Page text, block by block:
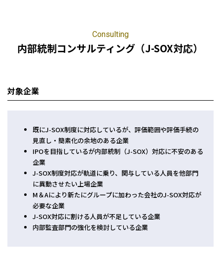
会計・税務（介護・障がい福祉）
会計・税務（社会福祉法人）
医療法人設立・MS法人設立サポート
人事労務サポート（給与計算・手続・就業規則）
企業情報
グループ概要
グループの強み
拠点一覧
東京本社
東京中野本部
埼玉川口本部
千葉本部
高崎本部
富山本部
Consulting
内部統制コンサルティング（J-SOX対応）
対象企業
既にJ-SOX制度に対応しているが、評価範囲や評価手続の
見直し・簡素化の余地のある企業
IPOを目指しているが内部統制（J-SOX）対応に不安のある
企業
J-SOX制度対応が軌道に乗り、関与している人員を他部門
に異動させたい上場企業
M＆Aにより新たにグループに加わった会社のJ-SOX対応が
必要な企業
J-SOX対応に割ける人員が不足している企業
内部監査部門の強化を検討している企業